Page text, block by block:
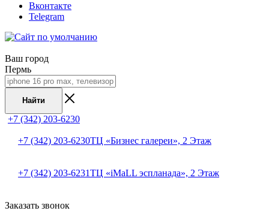
Вконтакте
Telegram
Ваш город
Пермь
Найти
+7 (342) 203-6230
+7 (342) 203-6230ТЦ «Бизнес галереи», 2 Этаж
+7 (342) 203-6231ТЦ «iMaLL эспланада», 2 Этаж
Заказать звонок